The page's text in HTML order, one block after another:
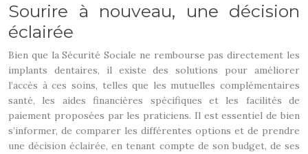
Sourire à nouveau, une décision
éclairée
Bien que la Sécurité Sociale ne rembourse pas directement les
implants dentaires, il existe des solutions pour améliorer
l’accès à ces soins, telles que les mutuelles complémentaires
santé, les aides financières spécifiques et les facilités de
paiement proposées par les praticiens. Il est essentiel de bien
s’informer, de comparer les différentes options et de prendre
une décision éclairée, en tenant compte de son budget, de ses